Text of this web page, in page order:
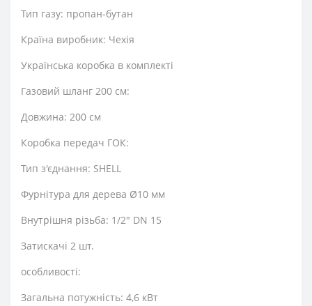
Тип газу: пропан-бутан
Країна виробник: Чехія
Українська коробка в комплекті
Газовий шланг 200 см:
Довжина: 200 см
Коробка передач ГОК:
Тип з'єднання: SHELL
Фурнітура для дерева Ø10 мм
Внутрішня різьба: 1/2" DN 15
Затискачі 2 шт.
особливості:
Загальна потужність: 4,6 кВт